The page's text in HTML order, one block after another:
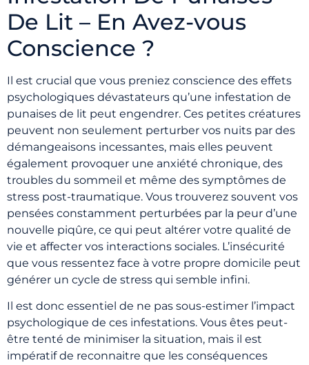
De Lit – En Avez-vous
Conscience ?
Il est crucial que vous preniez conscience des effets
psychologiques dévastateurs qu’une infestation de
punaises de lit peut engendrer. Ces petites créatures
peuvent non seulement perturber vos nuits par des
démangeaisons incessantes, mais elles peuvent
également provoquer une anxiété chronique, des
troubles du sommeil et même des symptômes de
stress post-traumatique. Vous trouverez souvent vos
pensées constamment perturbées par la peur d’une
nouvelle piqûre, ce qui peut altérer votre qualité de
vie et affecter vos interactions sociales. L’insécurité
que vous ressentez face à votre propre domicile peut
générer un cycle de stress qui semble infini.
Il est donc essentiel de ne pas sous-estimer l’impact
psychologique de ces infestations. Vous êtes peut-
être tenté de minimiser la situation, mais il est
impératif de reconnaitre que les conséquences